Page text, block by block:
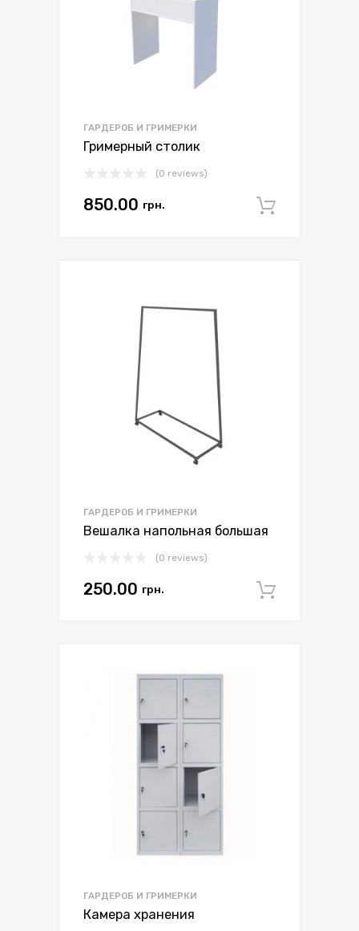
ГАРДЕРОБ И ГРИМЕРКИ
Гримерный столик
(0 reviews)
850.00 грн.
ГАРДЕРОБ И ГРИМЕРКИ
Вешалка напольная большая
(0 reviews)
250.00 грн.
ГАРДЕРОБ И ГРИМЕРКИ
Камера хранения